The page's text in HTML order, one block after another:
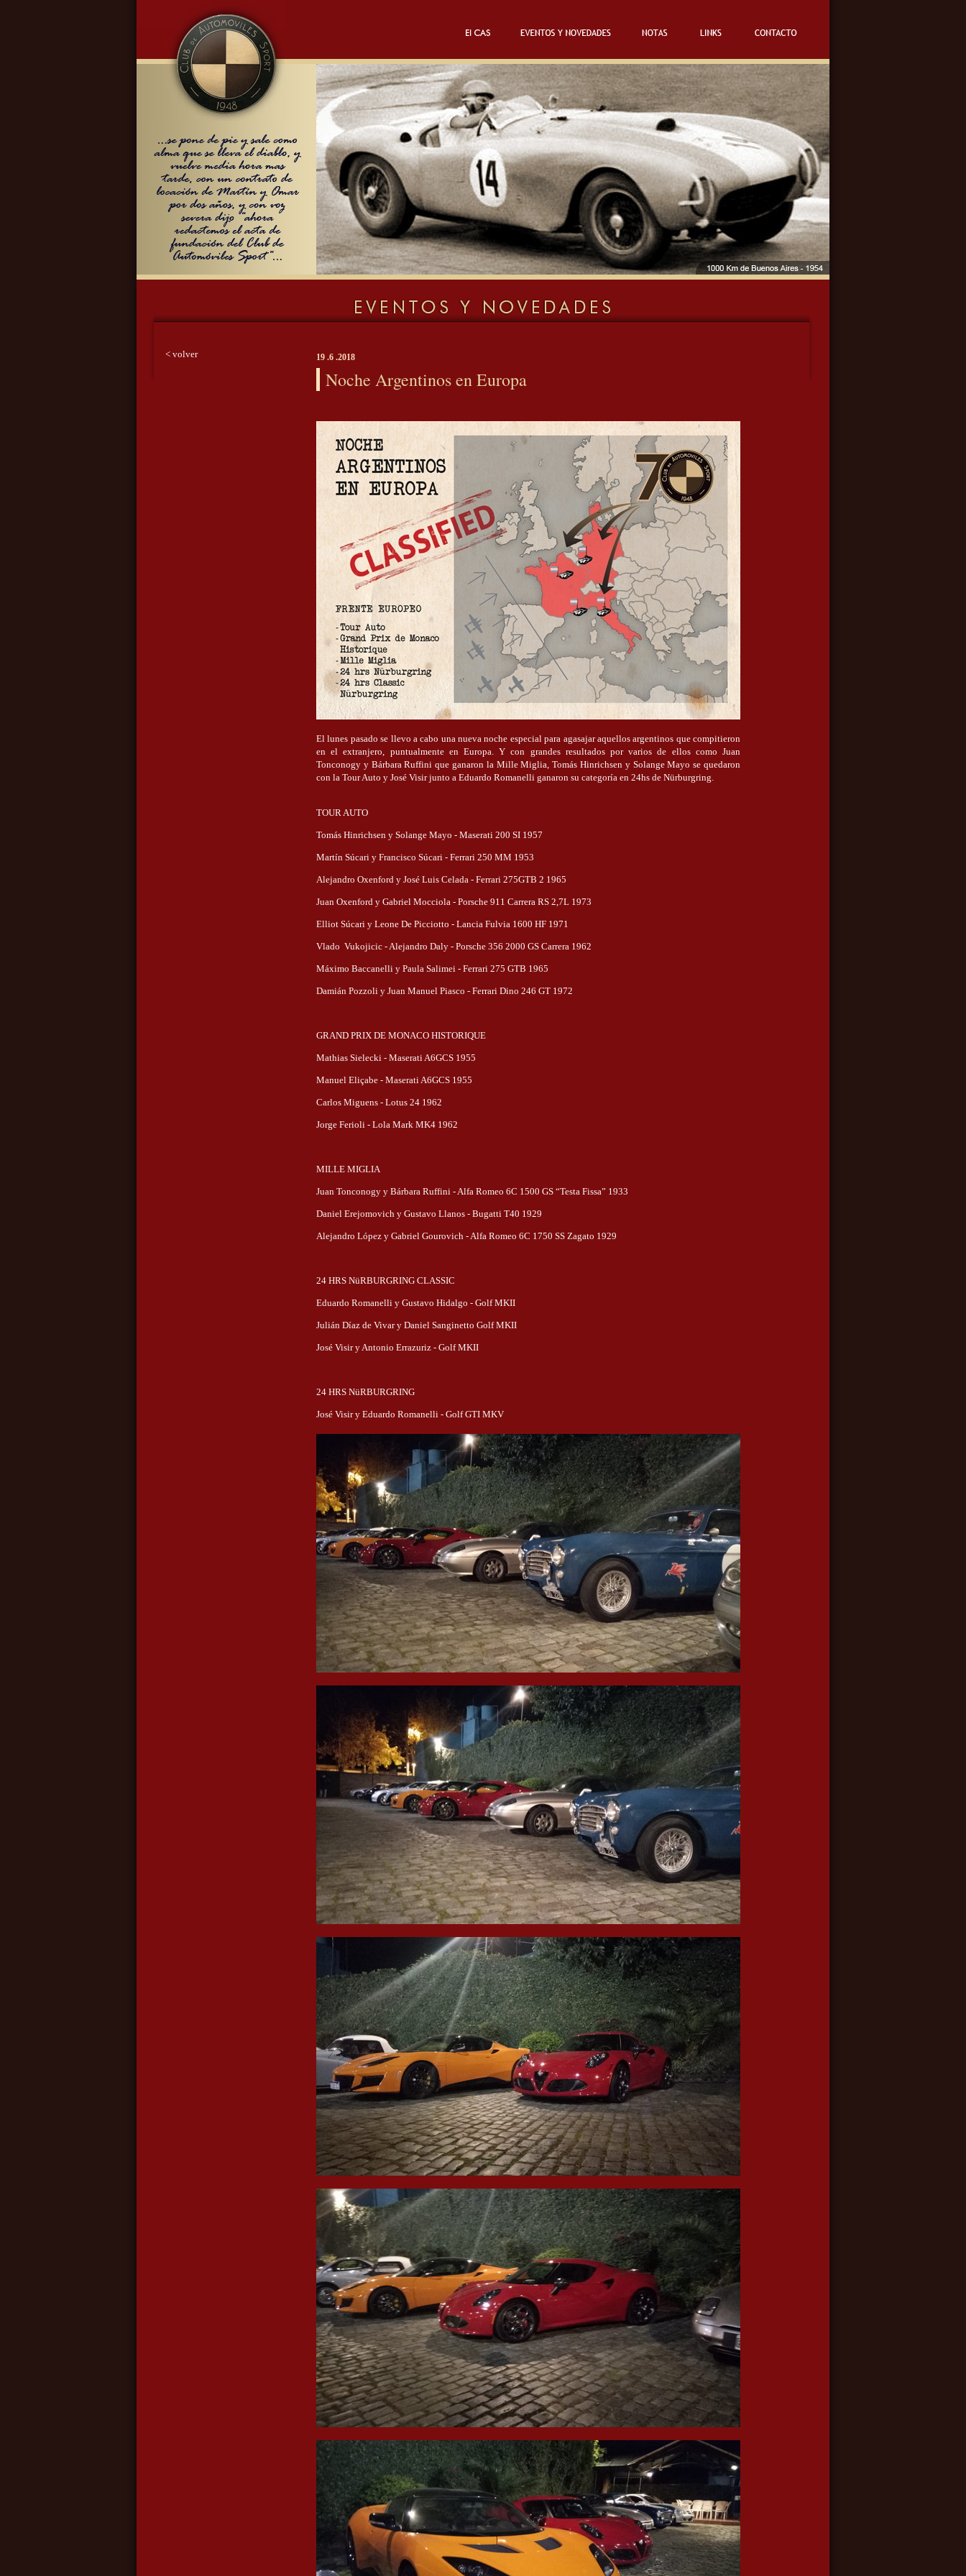
< volver 19 .6 .2018
Noche Argentinos en Europa
El lunes pasado se llevo a cabo una nueva noche especial para agasajar aquellos argentinos que compitieron
en el extranjero, puntualmente en Europa. Y con grandes resultados por varios de ellos como Juan
Tonconogy y Bárbara Ruffini que ganaron la Mille Miglia, Tomás Hinrichsen y Solange Mayo se quedaron
con la Tour Auto y José Visir junto a Eduardo Romanelli ganaron su categoría en 24hs de Nürburgring.
TOUR AUTO
Tomás Hinrichsen y Solange Mayo - Maserati 200 SI 1957
Martín Súcari y Francisco Súcari - Ferrari 250 MM 1953
Alejandro Oxenford y José Luis Celada - Ferrari 275GTB 2 1965
Juan Oxenford y Gabriel Mocciola - Porsche 911 Carrera RS 2,7L 1973
Elliot Súcari y Leone De Picciotto - Lancia Fulvia 1600 HF 1971
Vlado Vukojicic - Alejandro Daly - Porsche 356 2000 GS Carrera 1962
Máximo Baccanelli y Paula Salimei - Ferrari 275 GTB 1965
Damián Pozzoli y Juan Manuel Piasco - Ferrari Dino 246 GT 1972
GRAND PRIX DE MONACO HISTORIQUE
Mathias Sielecki - Maserati A6GCS 1955
Manuel Eliçabe - Maserati A6GCS 1955
Carlos Miguens - Lotus 24 1962
Jorge Ferioli - Lola Mark MK4 1962
MILLE MIGLIA
Juan Tonconogy y Bárbara Ruffini - Alfa Romeo 6C 1500 GS “Testa Fissa” 1933
Daniel Erejomovich y Gustavo Llanos - Bugatti T40 1929
Alejandro López y Gabriel Gourovich - Alfa Romeo 6C 1750 SS Zagato 1929
24 HRS NüRBURGRING CLASSIC
Eduardo Romanelli y Gustavo Hidalgo - Golf MKII
Julián Díaz de Vivar y Daniel Sanginetto Golf MKII
José Visir y Antonio Errazuriz - Golf MKII
24 HRS NüRBURGRING
José Visir y Eduardo Romanelli - Golf GTI MKV